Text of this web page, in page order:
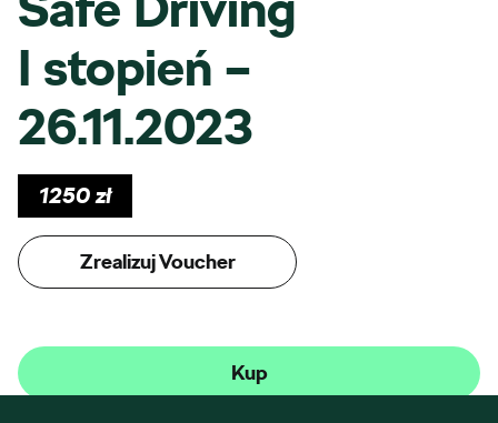
I stopień –
26.11.2023
1250zł
Zrealizuj Voucher
Kup